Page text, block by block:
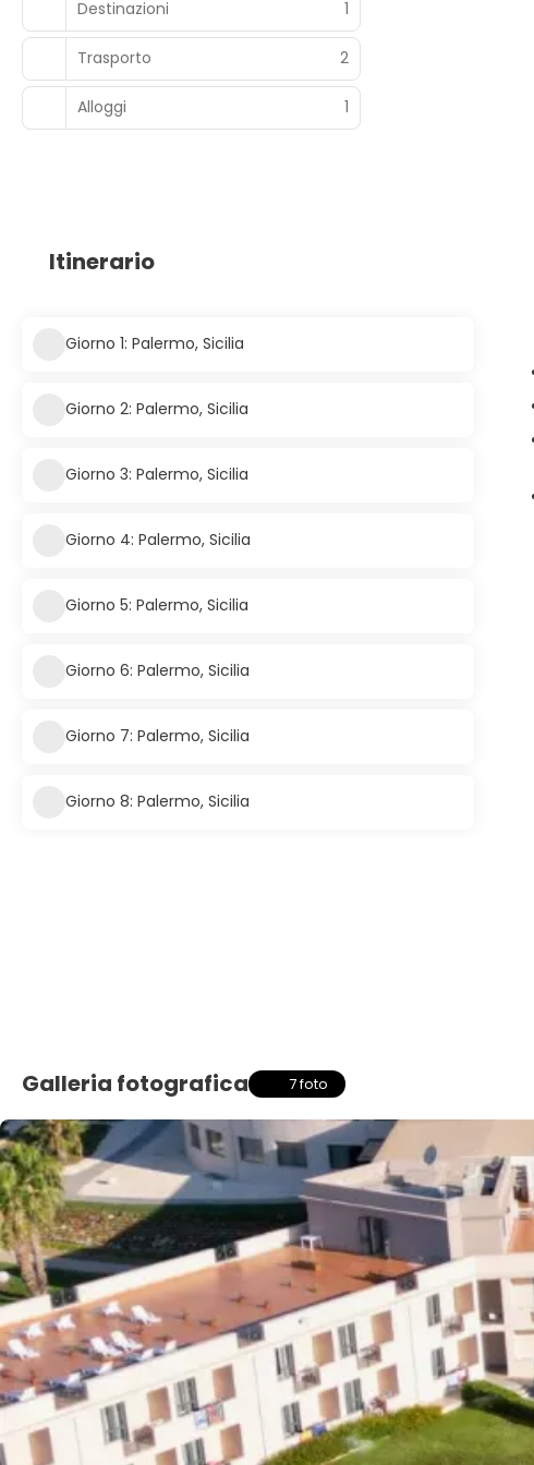
Destinazioni 1
Trasporto 2
Alloggi 1
Itinerario
Giorno 1: Palermo, Sicilia
Giorno 2: Palermo, Sicilia
Giorno 3: Palermo, Sicilia
Giorno 4: Palermo, Sicilia
Giorno 5: Palermo, Sicilia
Giorno 6: Palermo, Sicilia
Giorno 7: Palermo, Sicilia
Giorno 8: Palermo, Sicilia
Galleria fotografica 7 foto